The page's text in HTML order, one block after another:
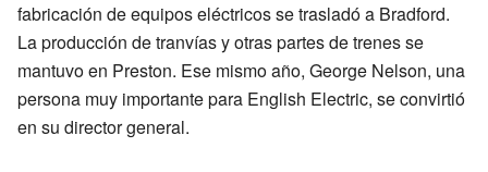
fabricación de equipos eléctricos se trasladó a Bradford.
La producción de tranvías y otras partes de trenes se
mantuvo en Preston. Ese mismo año, George Nelson, una
persona muy importante para English Electric, se convirtió
en su director general.